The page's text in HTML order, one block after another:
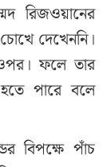
রিজওয়ানের
দেখেননি।
ফলে তার
হতে পারে বলে
বিপক্ষে পাঁচ